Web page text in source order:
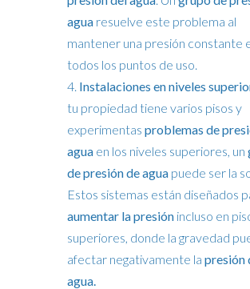
agua resuelve este problema al
mantener una presión constante
todos los puntos de uso.
Instalaciones en niveles
tu propiedad tiene varios pisos y
experimentas problemas de
agua en los niveles superiores, un
de presión de agua puede ser la
Estos sistemas están diseñados
aumentar la presión incluso en
superiores, donde la gravedad
afectar negativamente la presión
agua.